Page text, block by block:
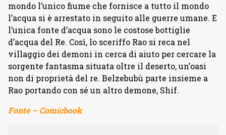
mondo l’unico fiume che fornisce a tutto il mondo
l’acqua si è arrestato in seguito alle guerre umane. E
l’unica fonte d’acqua sono le costose bottiglie
d’acqua del Re. Così, lo sceriffo Rao si reca nel
villaggio dei demoni in cerca di aiuto per cercare la
sorgente fantasma situata oltre il deserto, un’oasi
non di proprietà del re. Belzebubù parte insieme a
Rao portando con sé un altro demone, Shif.
Fonte – Comicbook